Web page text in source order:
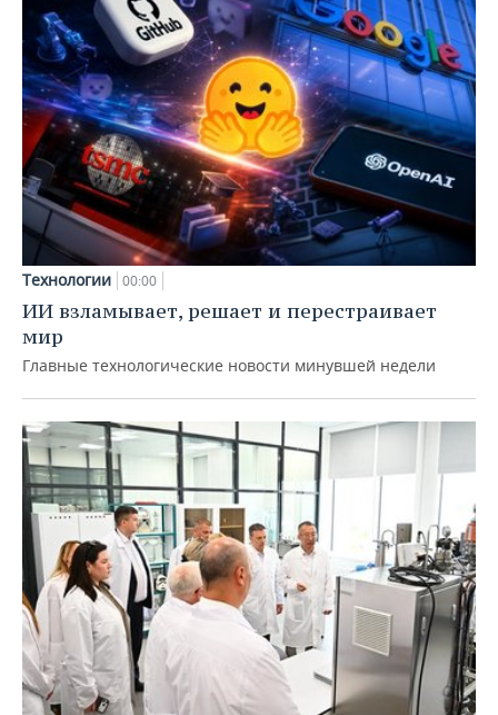
Технологии 00:00
ИИ взламывает, решает и перестраивает
мир
Главные технологические новости минувшей недели